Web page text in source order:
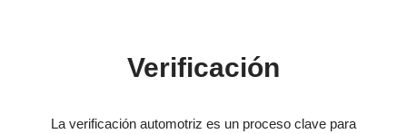
Verificación
La verificación automotriz es un proceso clave para